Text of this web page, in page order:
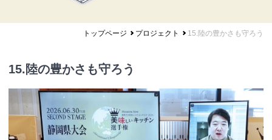
トップページ プロジェクト 15.陸の豊かさも守ろう
15.陸の豊かさも守ろう